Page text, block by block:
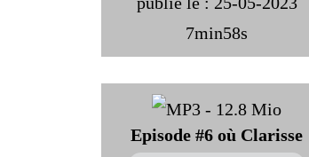
7min58s
Episode #6 où Clarisse